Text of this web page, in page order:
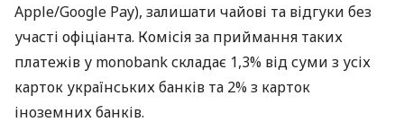
Apple/Google Pay), залишати чайові та відгуки без
участі офіціанта. Комісія за приймання таких
платежів у monobank складає 1,3% від суми з усіх
карток українських банків та 2% з карток
іноземних банків.